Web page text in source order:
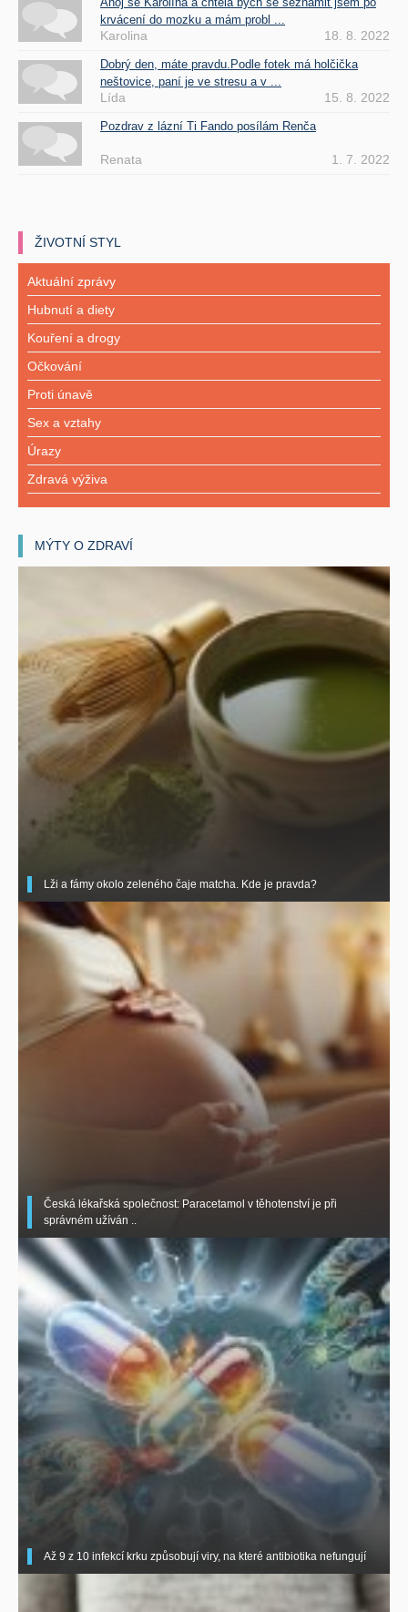
krvácení do mozku a mám probl ...
Karolina 18. 8. 2022
Dobrý den, máte pravdu.Podle fotek má holčička
neštovice, paní je ve stresu a v ...
Lída 15. 8. 2022
Pozdrav z lázní Ti Fando posílám Renča
Renata 1. 7. 2022
ŽIVOTNÍ STYL
Aktuální zprávy
Hubnutí a diety
Kouření a drogy
Očkování
Proti únavě
Sex a vztahy
Úrazy
Zdravá výživa
MÝTY O ZDRAVÍ
Lži a fámy okolo zeleného čaje matcha. Kde je pravda?
Česká lékařská společnost: Paracetamol v těhotenství je při
správném užíván ..
Až 9 z 10 infekcí krku způsobují viry, na které antibiotika nefungují